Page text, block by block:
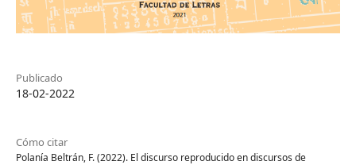
Publicado
18-02-2022
Cómo citar
Polanía Beltrán, F. (2022). El discurso reproducido en discursos de